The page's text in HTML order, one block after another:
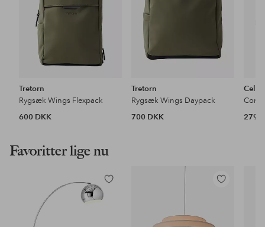
Tretorn
Rygsæk Wings Flexpack
600 DKK
Tretorn
Rygsæk Wings Daypack
700 DKK
Celly
279
Favoritter lige nu
Tilføj
til
Tilføj